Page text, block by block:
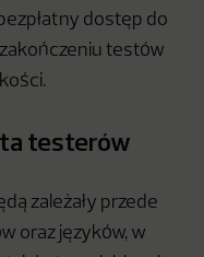
dostęp do
testów
testerów
zależały przede
oraz języków, w